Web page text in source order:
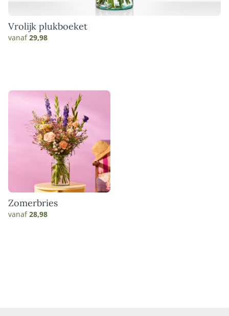
Vrolijk plukboeket
vanaf29,98
Zomerbries
vanaf28,98